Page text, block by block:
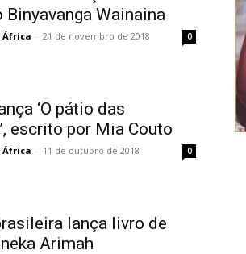
Binyavanga Wainaina
África - 21 de novembro de 2018 0
‘O pátio das
escrito por Mia Couto
África - 11 de outubro de 2018 0
lança livro de
Arimah